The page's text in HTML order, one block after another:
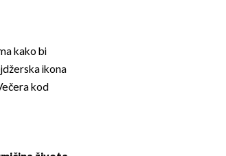
kako bi
ikona
kod